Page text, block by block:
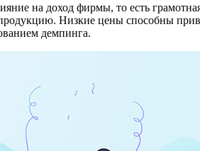
на доход фирмы, то есть
Низкие цены способны
демпинга.